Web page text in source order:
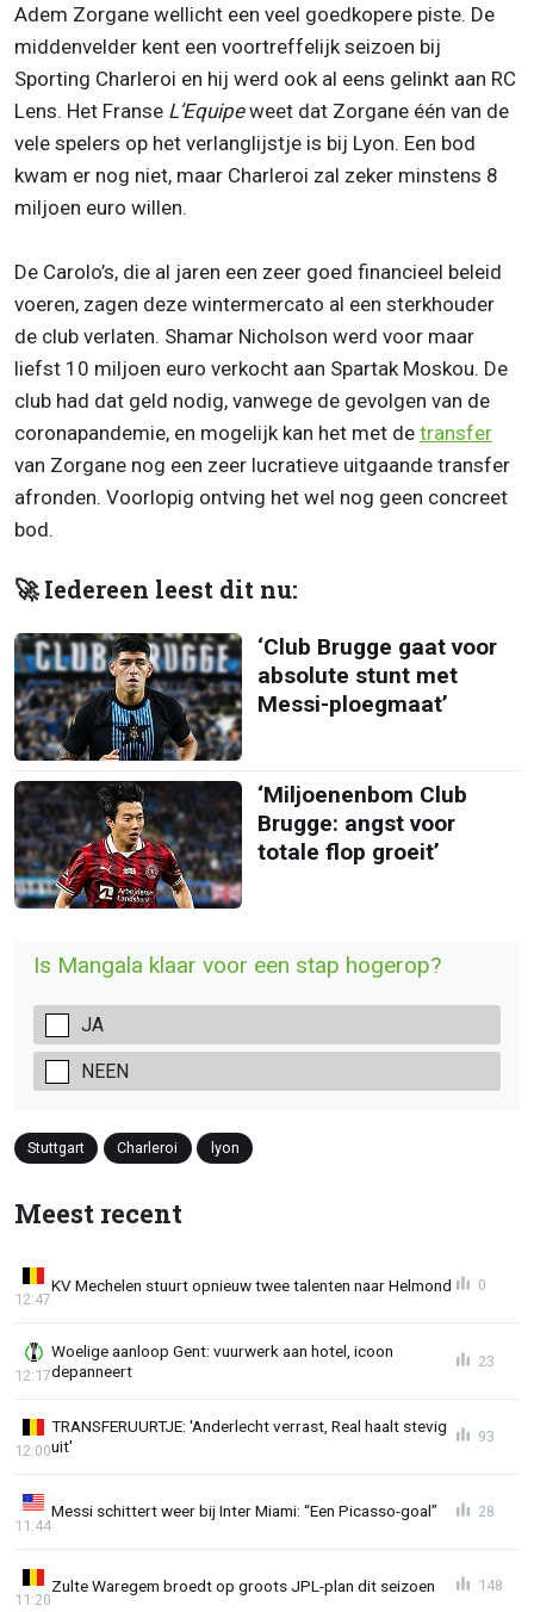
Adem Zorgane wellicht een veel goedkopere piste. De
middenvelder kent een voortreffelijk seizoen bij
Sporting Charleroi en hij werd ook al eens gelinkt aan RC
Lens. Het Franse L’Equipeweet dat Zorgane één van de
vele spelers op het verlanglijstje is bij Lyon. Een bod
kwam er nog niet, maar Charleroi zal zeker minstens 8
miljoen euro willen.
De Carolo’s, die al jaren een zeer goed financieel beleid
voeren, zagen deze wintermercato al een sterkhouder
de club verlaten. Shamar Nicholson werd voor maar
liefst 10 miljoen euro verkocht aan Spartak Moskou. De
club had dat geld nodig, vanwege de gevolgen van de
coronapandemie, en mogelijk kan het met de transfer
van Zorgane nog een zeer lucratieve uitgaande transfer
afronden. Voorlopig ontving het wel nog geen concreet
bod.
🚀 Iedereen leest dit nu:
‘Club Brugge gaat voor
absolute stunt met
Messi-ploegmaat’
‘Miljoenenbom Club
Brugge: angst voor
totale flop groeit’
Is Mangala klaar voor een stap hogerop?
JA
NEEN
Stuttgart Charleroi lyon
Meest recent
KV Mechelen stuurt opnieuw twee talenten naar Helmond
12:47
0
Woelige aanloop Gent: vuurwerk aan hotel, icoon
depanneert
12:17
23
TRANSFERUURTJE: 'Anderlecht verrast, Real haalt stevig
uit'
12:00
93
Messi schittert weer bij Inter Miami: “Een Picasso-goal”
11:44
28
Zulte Waregem broedt op groots JPL-plan dit seizoen
11:20
148